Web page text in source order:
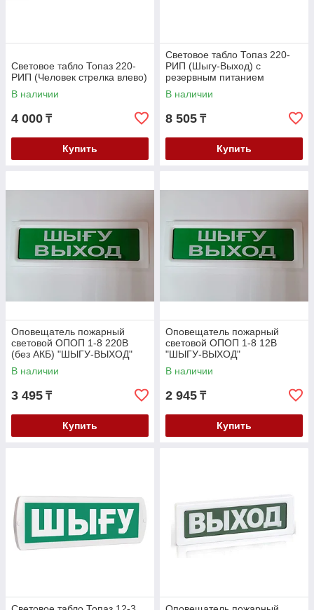
Световое табло Топаз 220-
РИП (Человек стрелка влево)
В наличии
4 000 ₸
Купить
Световое табло Топаз 220-
РИП (Шыгу-Выход) с
резервным питанием
В наличии
8 505 ₸
Купить
Оповещатель пожарный
световой ОПОП 1-8 220В
(без АКБ) "ШЫГУ-ВЫХОД"
В наличии
3 495 ₸
Купить
Оповещатель пожарный
световой ОПОП 1-8 12В
"ШЫГУ-ВЫХОД"
В наличии
2 945 ₸
Купить